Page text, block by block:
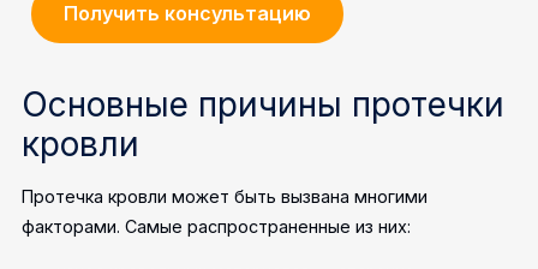
Получить консультацию
Основные причины протечки
кровли
Протечка кровли может быть вызвана многими
факторами. Самые распространенные из них: